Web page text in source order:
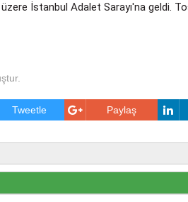
İstanbul Adalet Sarayı'na geldi.
Tweetle Paylaş